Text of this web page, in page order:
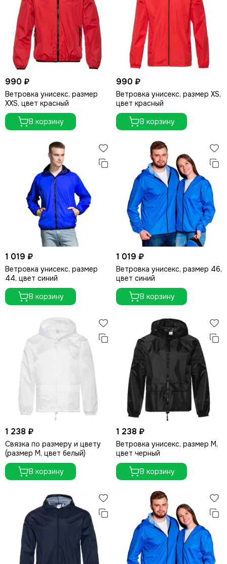
990 ₽
Ветровка унисекс, размер
XXS, цвет красный
В корзину
990 ₽
Ветровка унисекс, размер XS,
цвет красный
В корзину
1 019 ₽
Ветровка унисекс, размер
44, цвет синий
В корзину
1 019 ₽
Ветровка унисекс, размер 46,
цвет синий
В корзину
1 238 ₽
Связка по размеру и цвету
(размер M, цвет белый)
В корзину
1 238 ₽
Ветровка унисекс, размер M,
цвет черный
В корзину